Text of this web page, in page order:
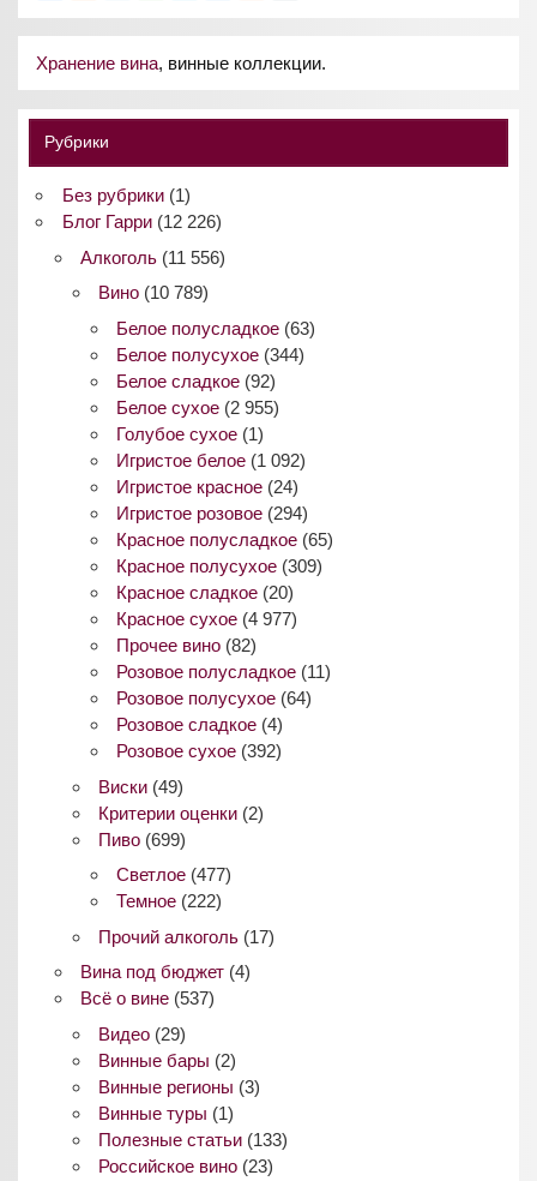
Хранение вина, винные коллекции.
Рубрики
Без рубрики(1)
Блог Гарри(12 226)
Алкоголь(11 556)
Вино(10 789)
Белое полусладкое (63)
Белое полусухое (344)
Белое сладкое (92)
Белое сухое (2 955)
Голубое сухое (1)
Игристое белое (1 092)
Игристое красное (24)
Игристое розовое (294)
Красное полусладкое (65)
Красное полусухое (309)
Красное сладкое (20)
Красное сухое (4 977)
Прочее вино (82)
Розовое полусладкое (11)
Розовое полусухое (64)
Розовое сладкое (4)
Розовое сухое (392)
Виски(49)
Критерии оценки(2)
Пиво(699)
Светлое (477)
Темное (222)
Прочий алкоголь(17)
Вина под бюджет(4)
Всё о вине(537)
Видео(29)
Винные бары (2)
Винные регионы (3)
Винные туры (1)
Полезные статьи(133)
Российское вино(23)